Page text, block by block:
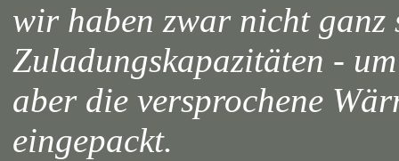
wir haben zwar nicht ganz
Zuladungskapazitäten -
aber die versprochene
eingepackt.